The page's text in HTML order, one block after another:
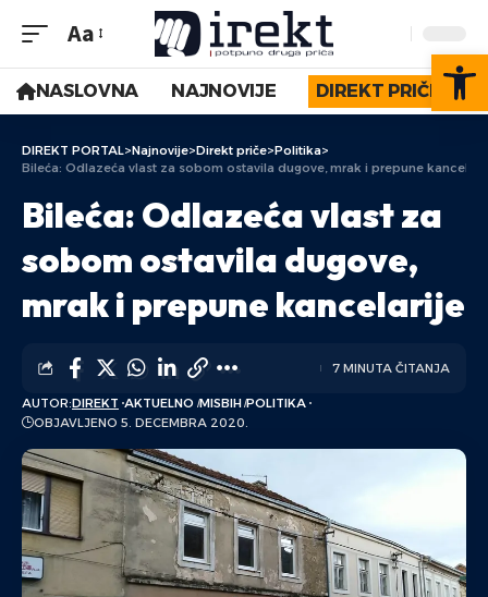
Aa
NASLOVNA NAJNOVIJE DIREKT PRIČE
DIREKT PORTAL>Najnovije>Direkt priče>Politika>
Bileća: Odlazeća vlast za sobom ostavila dugove, mrak i prepune
Bileća: Odlazeća vlast za
sobom ostavila dugove,
mrak i prepune kancelarije
AUTOR:DIREKT AKTUELNO MISBIH POLITIKA
OBJAVLJENO 5. DECEMBRA 2020.
7 MINUTA ČITANJA